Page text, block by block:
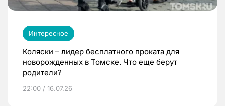
Интересное
Коляски – лидер бесплатного проката для
новорожденных в Томске. Что еще берут
родители?
22:00 / 16.07.26